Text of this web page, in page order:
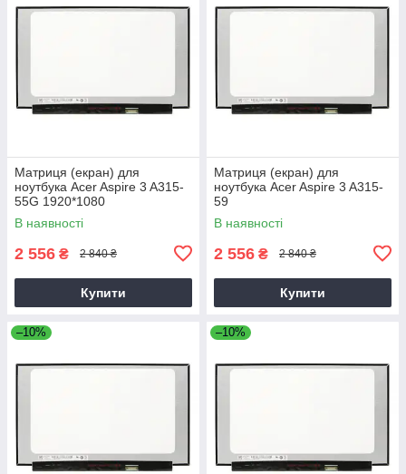
Матриця (екран) для
ноутбука Acer Aspire 3 A315-
55G 1920*1080
В наявності
2 556 ₴ 2 840 ₴
Купити
Матриця (екран) для
ноутбука Acer Aspire 3 A315-
59
В наявності
2 556 ₴ 2 840 ₴
Купити
–10% –10%